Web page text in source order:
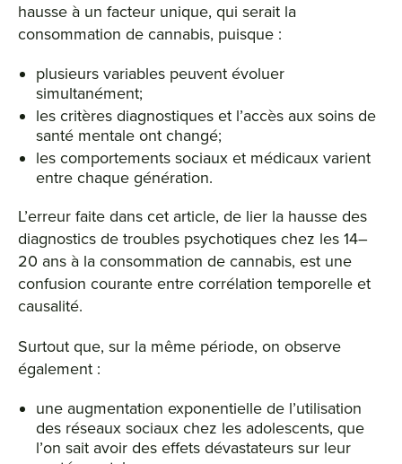
hausse à un facteur unique, qui serait la
consommation de cannabis, puisque :
plusieurs variables peuvent évoluer
simultanément;
les critères diagnostiques et l’accès aux soins de
santé mentale ont changé;
les comportements sociaux et médicaux varient
entre chaque génération.
L’erreur faite dans cet article, de lier la hausse des
diagnostics de troubles psychotiques chez les 14–
20 ans à la consommation de cannabis, est une
confusion courante entre corrélation temporelle et
causalité.
Surtout que, sur la même période, on observe
également :
une augmentation exponentielle de l’utilisation
des réseaux sociaux chez les adolescents, que
l’on sait avoir des effets dévastateurs sur leur